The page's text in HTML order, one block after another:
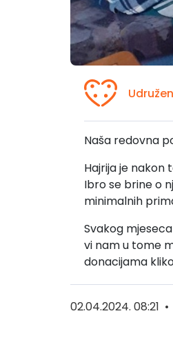
Naša redovna
Hajrija je nakon
Ibro se brine o
minimalnih
Svakog
vi nam u tome
donacijama
02.04.2024. 08:21 •